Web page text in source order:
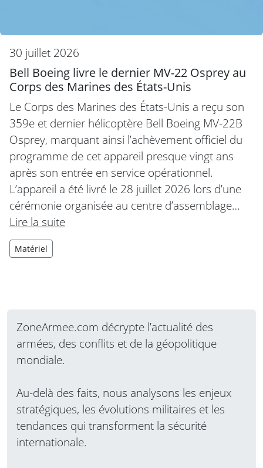
30 juillet 2026
Bell Boeing livre le dernier MV-22 Osprey au
Corps des Marines des États-Unis
Le Corps des Marines des États-Unis a reçu son
359e et dernier hélicoptère Bell Boeing MV-22B
Osprey, marquant ainsi l’achèvement officiel du
programme de cet appareil presque vingt ans
après son entrée en service opérationnel.
L’appareil a été livré le 28 juillet 2026 lors d’une
cérémonie organisée au centre d’assemblage…
Lire la suite
Matériel
ZoneArmee.com décrypte l’actualité des
armées, des conflits et de la géopolitique
mondiale.
Au-delà des faits, nous analysons les enjeux
stratégiques, les évolutions militaires et les
tendances qui transforment la sécurité
internationale.